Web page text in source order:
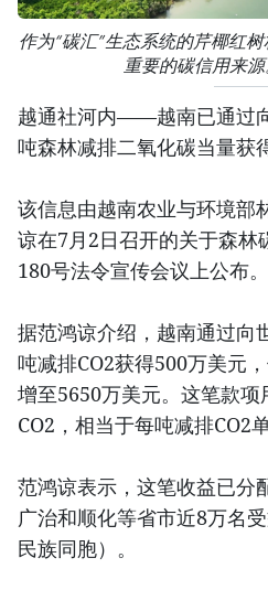
作为“碳汇”生态系统的芹椰红
重要的碳信用来
越通社河内——越南已通过
吨森林减排二氧化碳当量获
该信息由越南农业与环境部
谅在7月2日召开的关于森林
180号法令宣传会议上公布。
据范鸿谅介绍，越南通过向
吨减排CO2获得500万美元
增至5650万美元。这笔款
CO2，相当于每吨减排CO2
范鸿谅表示，这笔收益已分
广治和顺化等省市近8万名
民族同胞）。